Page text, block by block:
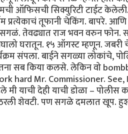
ऑफिसची सिक्युरिटी टाईट
प्रत्येकाचं तूफानी चेकिंग. बापरे.
तेवढ्यात राज भवन वरुन
घरातून. १५ ऑगस्ट म्हणून.
संपला. बाईने सगळ्या लोकांचे,
सब किया कलसे. लेकिन वो
hard Mr. Commissioner.
मी याची देही याची डोळा –
शेवटी. पण सगळे दमलात खूप.